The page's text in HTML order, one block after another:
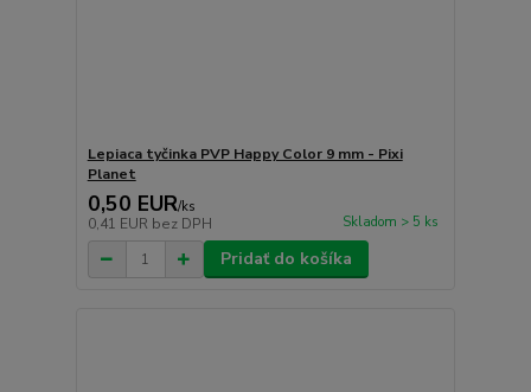
Lepiaca tyčinka PVP Happy Color 9 mm - Pixi
Planet
0,50 EUR/ks
0,41 EUR bez DPH Skladom > 5 ks
Pridať do košíka